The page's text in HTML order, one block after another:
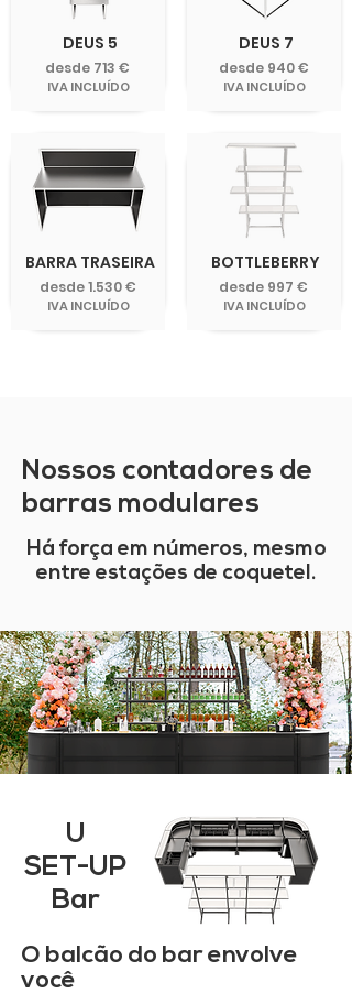
DEUS 5
desde 713 €
IVA INCLUÍDO
BARRA TRASEIRA
desde 1.530 €
IVA INCLUÍDO
DEUS 7
desde 940 €
IVA INCLUÍDO
BOTTLEBERRY
desde 997 €
IVA INCLUÍDO
Nossos contadores de
barras modulares
Há força em números, mesmo
entre estações de coquetel.
U
SET-UP
Bar
O balcão do bar envolve
você